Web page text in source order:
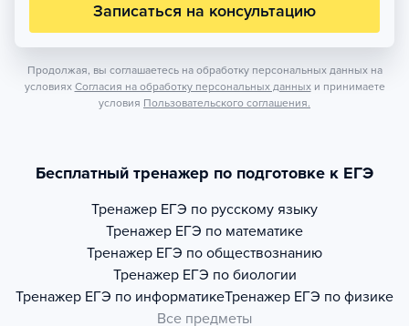
Записаться на консультацию
Продолжая, вы соглашаетесь на обработку персональных данных на
условиях Согласия на обработку персональных данных и принимаете
условия Пользовательского соглашения.
Бесплатный тренажер по подготовке к ЕГЭ
Тренажер ЕГЭ по русскому языку
Тренажер ЕГЭ по математике
Тренажер ЕГЭ по обществознанию
Тренажер ЕГЭ по биологии
Тренажер ЕГЭ по информатикеТренажер ЕГЭ по физике
Все предметы